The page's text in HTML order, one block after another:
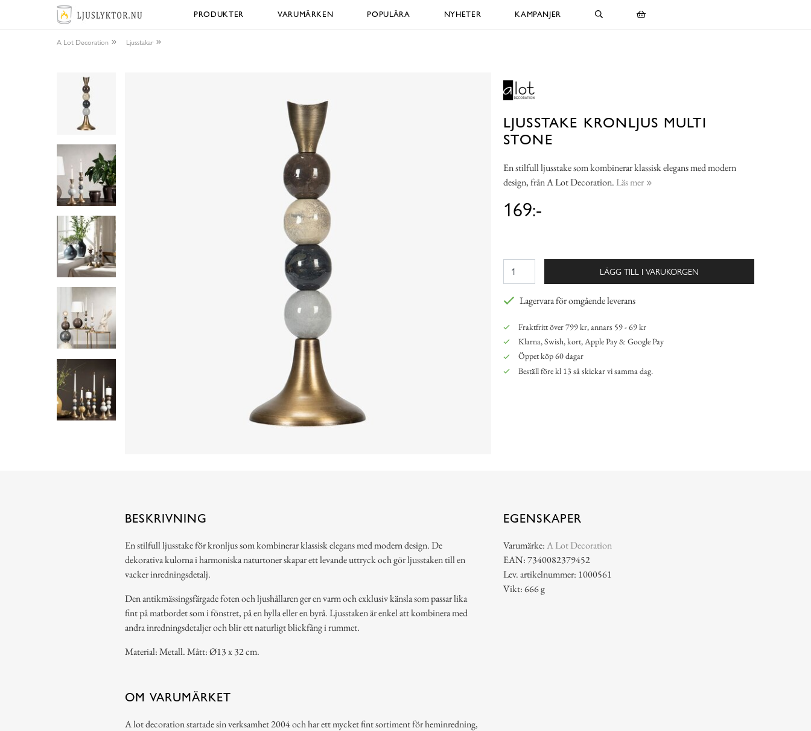
PRODUKTER VARUMÄRKEN POPULÄRA NYHETER KAMPANJER
A Lot Decoration Ljusstakar
LJUSSTAKE KRONLJUS MULTI
STONE
En stilfull ljusstake som kombinerar klassisk elegans med modern
design, från A Lot Decoration. Läs mer
169:-
LÄGG TILL I VARUKORGEN
Lagervara för omgående leverans
Fraktfritt över 799 kr, annars 59 - 69 kr
Klarna, Swish, kort, Apple Pay & Google Pay
Öppet köp 60 dagar
Beställ före kl 13 så skickar vi samma dag.
BESKRIVNING
En stilfull ljusstake för kronljus som kombinerar klassisk elegans med modern design. De
dekorativa kulorna i harmoniska naturtoner skapar ett levande uttryck och gör ljusstaken till en
vacker inredningsdetalj.
Den antikmässingsfärgade foten och ljushållaren ger en varm och exklusiv känsla som passar lika
fint på matbordet som i fönstret, på en hylla eller en byrå. Ljusstaken är enkel att kombinera med
andra inredningsdetaljer och blir ett naturligt blickfång i rummet.
Material: Metall. Mått: Ø13 x 32 cm.
EGENSKAPER
Varumärke:A Lot Decoration
EAN: 7340082379452
Lev. artikelnummer: 1000561
Vikt: 666 g
OM VARUMÄRKET
A lot decoration startade sin verksamhet 2004 och har ett mycket fint sortiment för heminredning,